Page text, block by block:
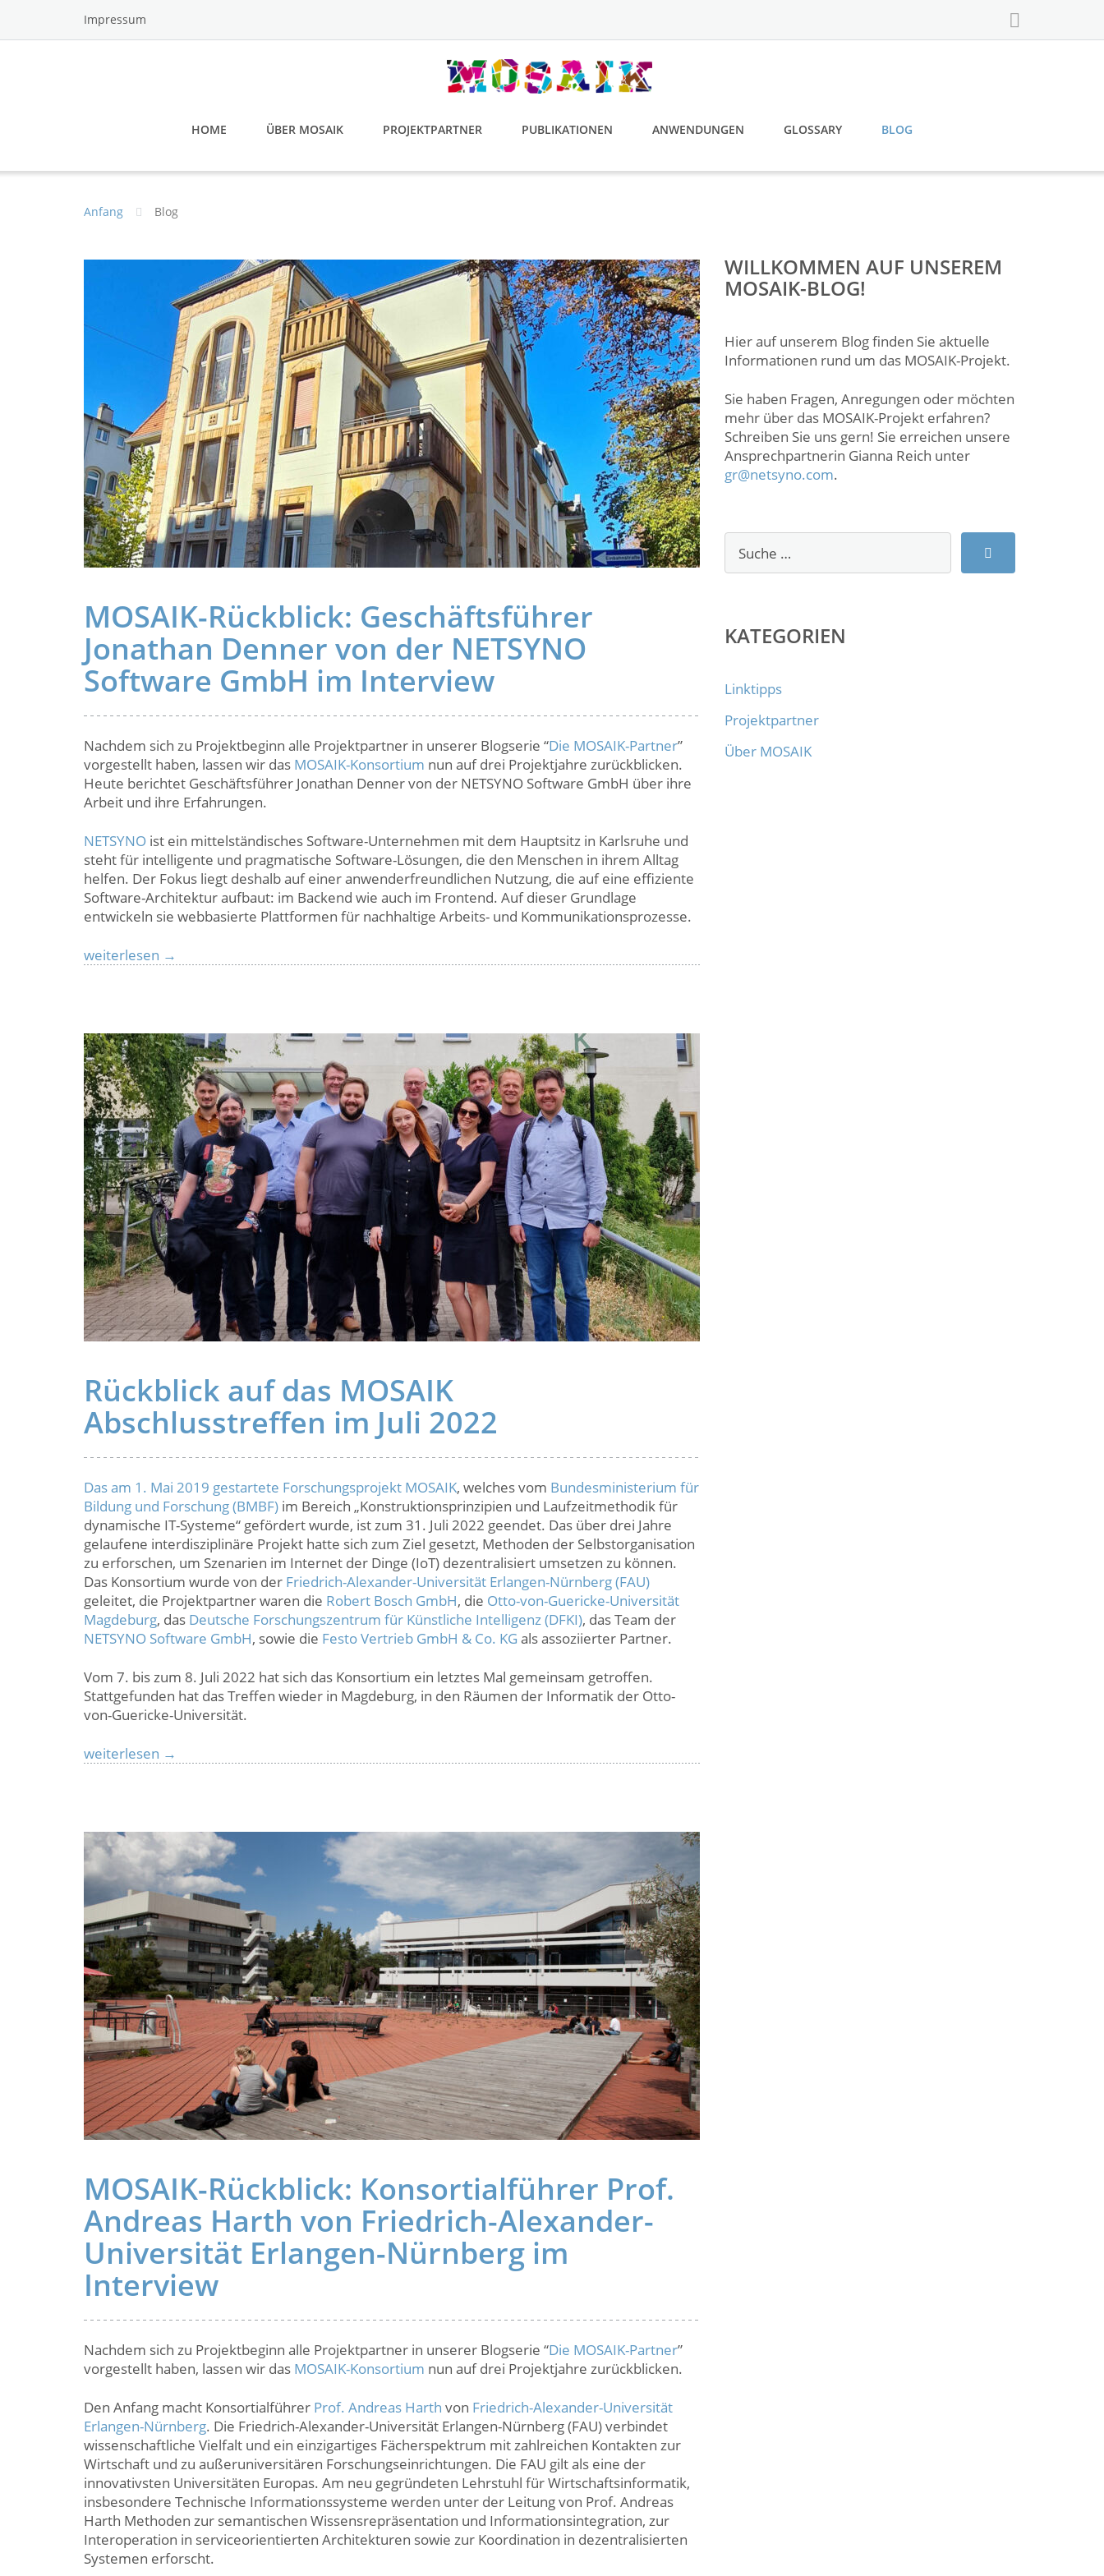
content
Impressum
HOME ÜBER MOSAIK PROJEKTPARTNER PUBLIKATIONEN ANWENDUNGEN GLOSSARY BLOG
Anfang Blog
MOSAIK-Rückblick: Geschäftsführer
Jonathan Denner von der NETSYNO
Software GmbH im Interview
Nachdem sich zu Projektbeginn alle Projektpartner in unserer Blogserie “Die MOSAIK-Partner”
vorgestellt haben, lassen wir das MOSAIK-Konsortium nun auf drei Projektjahre zurückblicken.
Heute berichtet Geschäftsführer Jonathan Denner von der NETSYNO Software GmbH über ihre
Arbeit und ihre Erfahrungen.
NETSYNO ist ein mittelständisches Software-Unternehmen mit dem Hauptsitz in Karlsruhe und
steht für intelligente und pragmatische Software-Lösungen, die den Menschen in ihrem Alltag
helfen. Der Fokus liegt deshalb auf einer anwenderfreundlichen Nutzung, die auf eine effiziente
Software-Architektur aufbaut: im Backend wie auch im Frontend. Auf dieser Grundlage
entwickeln sie webbasierte Plattformen für nachhaltige Arbeits- und Kommunikationsprozesse.
MOSAIK-
Denner
von
der
NETSYNO
Software
GmbH
im
Interview
weiterlesen →
Rückblick auf das MOSAIK
Abschlusstreffen im Juli 2022
Das am 1. Mai 2019 gestartete Forschungsprojekt MOSAIK, welches vom Bundesministerium für
Bildung und Forschung (BMBF) im Bereich „Konstruktionsprinzipien und Laufzeitmethodik für
dynamische IT-Systeme“ gefördert wurde, ist zum 31. Juli 2022 geendet. Das über drei Jahre
gelaufene interdisziplinäre Projekt hatte sich zum Ziel gesetzt, Methoden der Selbstorganisation
zu erforschen, um Szenarien im Internet der Dinge (IoT) dezentralisiert umsetzen zu können.
Das Konsortium wurde von der Friedrich-Alexander-Universität Erlangen-Nürnberg (FAU)
geleitet, die Projektpartner waren die Robert Bosch GmbH, die Otto-von-Guericke-Universität
Magdeburg, das Deutsche Forschungszentrum für Künstliche Intelligenz (DFKI), das Team der
NETSYNO Software GmbH, sowie die Festo Vertrieb GmbH & Co. KG als assoziierter Partner.
Vom 7. bis zum 8. Juli 2022 hat sich das Konsortium ein letztes Mal gemeinsam getroffen.
Stattgefunden hat das Treffen wieder in Magdeburg, in den Räumen der Informatik der Otto-
von-Guericke-Universität.
Rückblick
Abschlusstreffen
im
Juli
2022
weiterlesen →
MOSAIK-Rückblick: Konsortialführer Prof.
Andreas Harth von Friedrich-Alexander-
Universität Erlangen-Nürnberg im
Interview
Nachdem sich zu Projektbeginn alle Projektpartner in unserer Blogserie “Die MOSAIK-Partner”
vorgestellt haben, lassen wir das MOSAIK-Konsortium nun auf drei Projektjahre zurückblicken.
Den Anfang macht Konsortialführer Prof. Andreas Harth von Friedrich-Alexander-Universität
Erlangen-Nürnberg. Die Friedrich-Alexander-Universität Erlangen-Nürnberg (FAU) verbindet
wissenschaftliche Vielfalt und ein einzigartiges Fächerspektrum mit zahlreichen Kontakten zur
Wirtschaft und zu außeruniversitären Forschungseinrichtungen. Die FAU gilt als eine der
innovativsten Universitäten Europas. Am neu gegründeten Lehrstuhl für Wirtschaftsinformatik,
insbesondere Technische Informationssysteme werden unter der Leitung von Prof. Andreas
Harth Methoden zur semantischen Wissensrepräsentation und Informationsintegration, zur
Interoperation in serviceorientierten Architekturen sowie zur Koordination in dezentralisierten
Systemen erforscht.
WILLKOMMEN AUF UNSEREM
MOSAIK-BLOG!
Hier auf unserem Blog finden Sie aktuelle
Informationen rund um das MOSAIK-Projekt.
Sie haben Fragen, Anregungen oder möchten
mehr über das MOSAIK-Projekt erfahren?
Schreiben Sie uns gern! Sie erreichen unsere
Ansprechpartnerin Gianna Reich unter
gr@netsyno.com.
KATEGORIEN
Linktipps
Projektpartner
Über MOSAIK